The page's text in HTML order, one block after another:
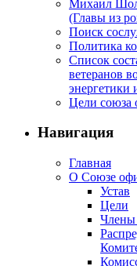
Михаил
(Главы из
Поиск
Политика
Список
ветеранов
Цели союза
Навигация
Главная
О Союзе
Устав
Цели
Члены